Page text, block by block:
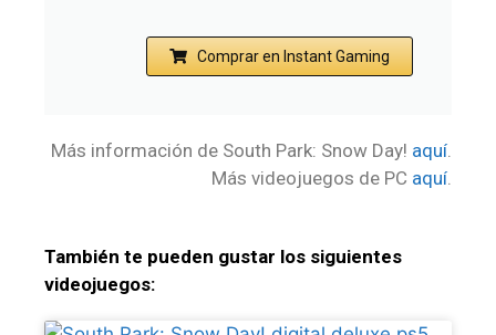
Comprar en Instant Gaming
Más información de South Park: Snow Day! aquí.
Más videojuegos de PC aquí.
También te pueden gustar los siguientes
videojuegos: